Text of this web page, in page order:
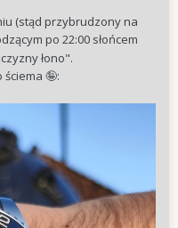
(stąd przybrudzony na
po 22:00 słońcem
łono".
ściema 🤪: